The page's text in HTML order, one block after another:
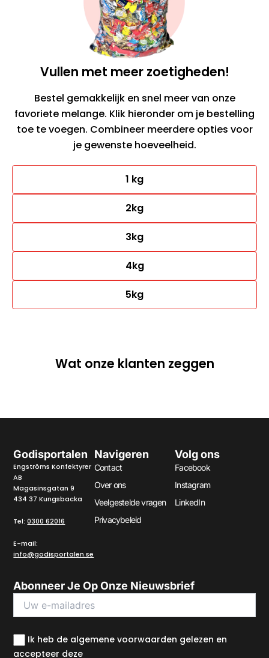
Vullen met meer zoetigheden!
Bestel gemakkelijk en snel meer van onze
favoriete melange. Klik hieronder om je bestelling
toe te voegen. Combineer meerdere opties voor
je gewenste hoeveelheid.
1 kg
2kg
3kg
4kg
5kg
Wat onze klanten zeggen
Godisportalen
Engströms Konfektyrer
AB
Magasinsgatan 9
434 37 Kungsbacka
Tel:0300 62016
E-mail:
info@godisportalen.se
Navigeren
Contact
Over ons
Veelgestelde vragen
Privacybeleid
Volg ons
Facebook
Instagram
LinkedIn
Abonneer Je Op Onze Nieuwsbrief
Ik heb de algemene voorwaarden gelezen en
accepteer deze